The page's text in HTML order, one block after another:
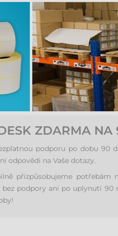
ZDARMA NA
podporu po dobu 90
odpovědi na Vaše dotazy.
přizpůsobujeme
bez podpory ani po uplynutí